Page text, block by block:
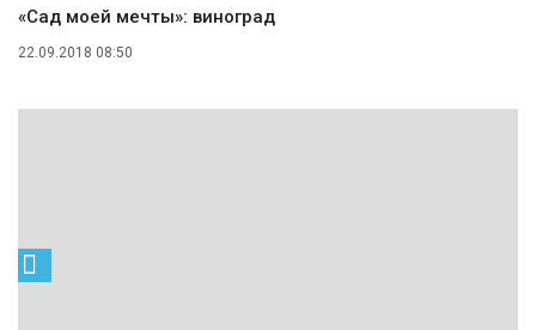
«Сад моей мечты»: виноград
22.09.2018 08:50